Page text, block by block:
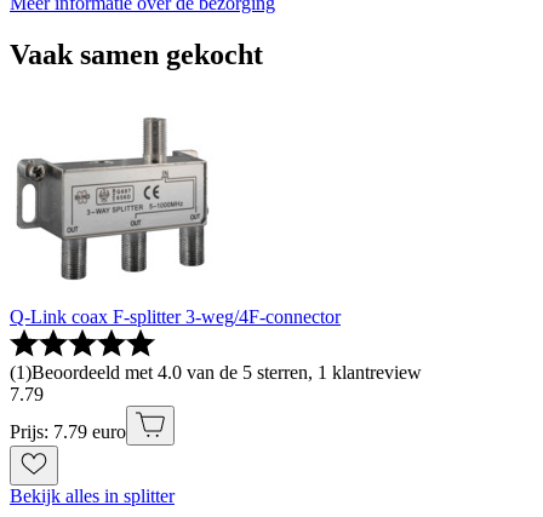
Vaak samen gekocht
Q-Link coax F-splitter 3-weg/4F-connector
(1)Beoordeeld met 4.0 van de 5 sterren, 1 klantreview
7.79
Prijs: 7.79 euro
Bekijk alles in splitter